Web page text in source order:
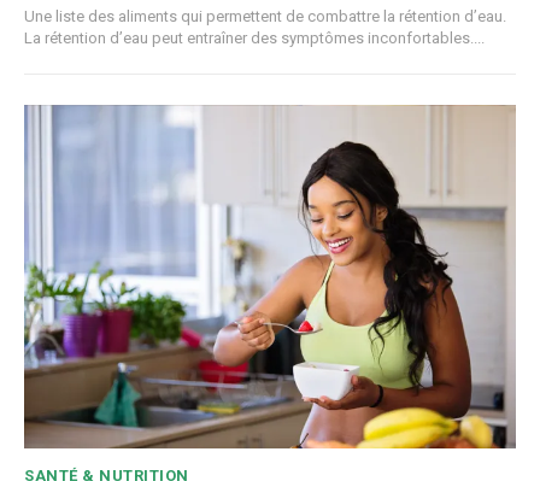
Une liste des aliments qui permettent de combattre la rétention d’eau.
La rétention d’eau peut entraîner des symptômes inconfortables....
SANTÉ & NUTRITION